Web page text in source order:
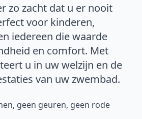
zo zacht dat u er nooit
voor kinderen,
iedereen die waarde
en comfort. Met
u in uw welzijn en de
van uw zwembad.
geen geuren, geen rode